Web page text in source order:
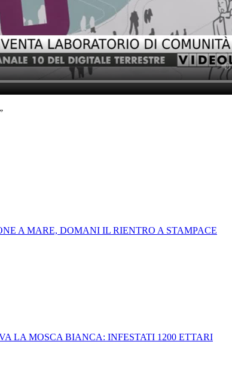
A MARE, DOMANI IL RIENTRO A STAMPACE
LA MOSCA BIANCA: INFESTATI 1200 ETTARI